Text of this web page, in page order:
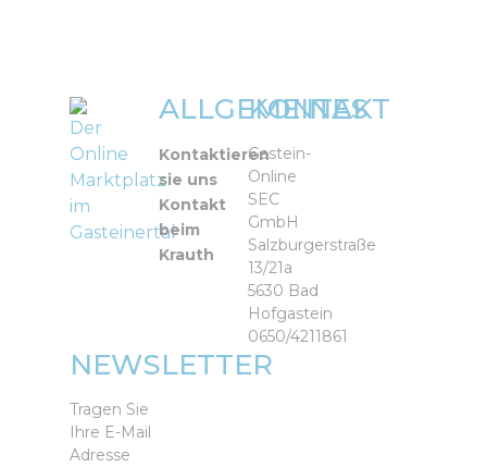
Der
Online
Marktplatz
im
Gasteinertal
ALLGEMEINES
Kontaktieren
sie uns
Kontakt
beim
Krauth
KONTAKT
Gastein-
Online
SEC
GmbH
Salzburgerstraße
13/21a
5630 Bad
Hofgastein
0650/4211861
NEWSLETTER
Tragen Sie
Ihre E-Mail
Adresse